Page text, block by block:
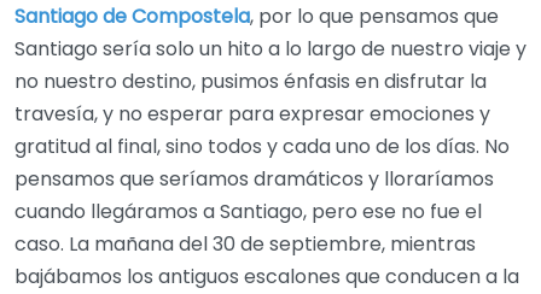
Santiago de Compostela, por lo que pensamos que
Santiago sería solo un hito a lo largo de nuestro viaje y
no nuestro destino, pusimos énfasis en disfrutar la
travesía, y no esperar para expresar emociones y
gratitud al final, sino todos y cada uno de los días. No
pensamos que seríamos dramáticos y lloraríamos
cuando llegáramos a Santiago, pero ese no fue el
caso. La mañana del 30 de septiembre, mientras
bajábamos los antiguos escalones que conducen a la